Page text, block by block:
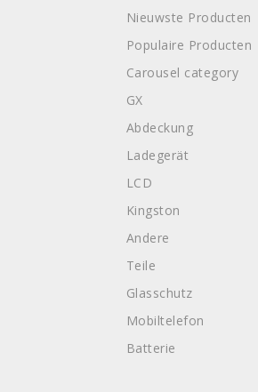
Nieuwste Producten
Populaire Producten
Carousel category
GX
Abdeckung
Ladegerät
LCD
Kingston
Andere
Teile
Glasschutz
Mobiltelefon
Batterie